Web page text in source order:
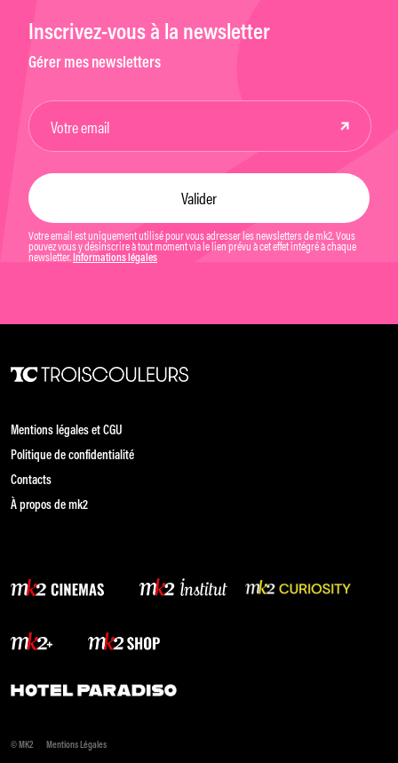
Inscrivez-vous à la newsletter
Gérer mes newsletters
Votre email est uniquement utilisé pour vous adresser les newsletters de mk2. Vous
pouvez vous y désinscrire à tout moment via le lien prévu à cet effet intégré à chaque
newsletter. Informations légales
Mentions légales et CGU
Politique de confidentialité
Contacts
À propos de mk2
© MK2 Mentions Légales